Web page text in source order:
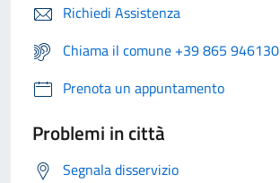
Richiedi Assistenza
Chiama il comune +39 865 946130
Prenota un appuntamento
Problemi in città
Segnala disservizio